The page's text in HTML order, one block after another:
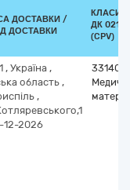
ДОСТАВКИ /
ДОСТАВКИ
ДК
(CPV)
, Україна ,
область,
,
12-2026
Медичні